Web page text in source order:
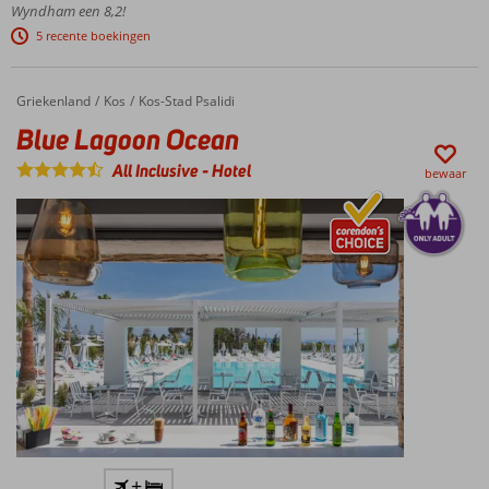
stijl
Kunuku's
Waterworld!
(familie)kamers en
ruime 4-
Buffet,
pizza,
BBQ
of
sushi
Wyndham een 8,2!
5 recente boekingen
Home
Griekenland Kos Kos-Stad Psalidi
Blue Lagoon Ocean
Blue Lagoon Ocean
All Inclusive-Hotel bewaar